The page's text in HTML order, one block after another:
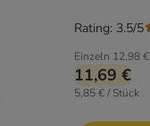
Einzeln 12,98 €
11,69 €
5,85 € / Stück
Rating: 3.5/5